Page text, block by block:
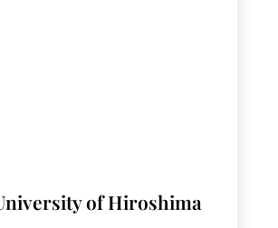
of Hiroshima